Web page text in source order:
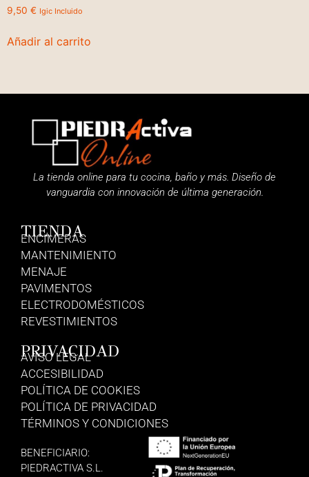
9,50 € Igic Incluido
Añadir al carrito
La tienda online para tu cocina, baño y más. Diseño de
vanguardia con innovación de última generación.
TIENDA
ENCIMERAS
MANTENIMIENTO
MENAJE
PAVIMENTOS
ELECTRODOMÉSTICOS
REVESTIMIENTOS
PRIVACIDAD
AVISO LEGAL
ACCESIBILIDAD
POLÍTICA DE COOKIES
POLÍTICA DE PRIVACIDAD
TÉRMINOS Y CONDICIONES
BENEFICIARIO:
PIEDRACTIVA S.L.